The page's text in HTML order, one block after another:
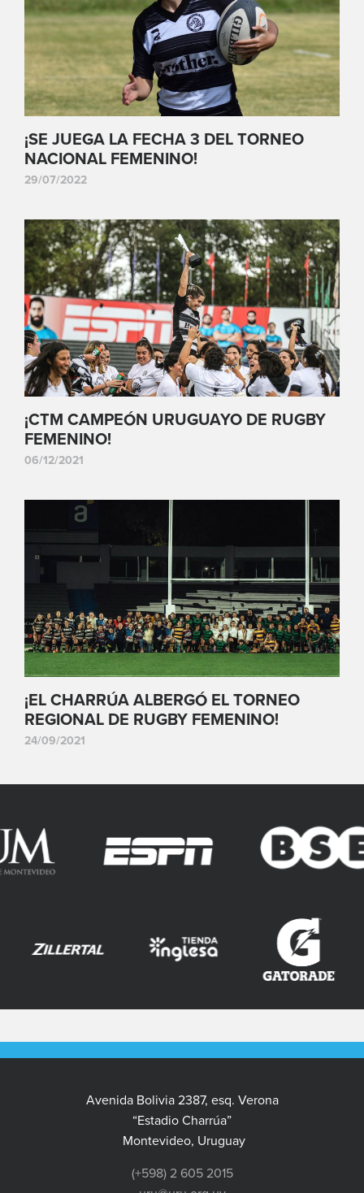
¡SE JUEGA LA FECHA 3 DEL TORNEO
NACIONAL FEMENINO!
29/07/2022
¡CTM CAMPEÓN URUGUAYO DE RUGBY
FEMENINO!
06/12/2021
¡EL CHARRÚA ALBERGÓ EL TORNEO
REGIONAL DE RUGBY FEMENINO!
24/09/2021
Avenida Bolivia 2387, esq. Verona
“Estadio Charrúa”
Montevideo, Uruguay
(+598) 2 605 2015